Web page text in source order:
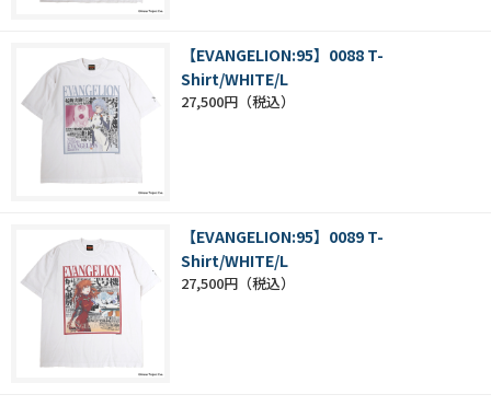
【EVANGELION:95】0088 T-
Shirt/WHITE/L
27,500円
【EVANGELION:95】0089 T-
Shirt/WHITE/L
27,500円